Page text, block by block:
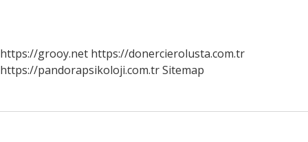
https://grooy.net https://donercierolusta.com.tr
https://pandorapsikoloji.com.trSitemap